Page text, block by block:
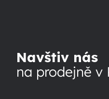
Navštiv nás
na prodejně v